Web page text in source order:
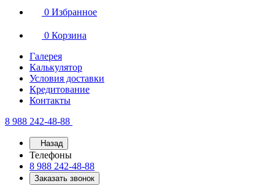
0 Избранное
0 Корзина
Галерея
Калькулятор
Условия доставки
Кредитование
Контакты
8 988 242-48-88
Назад
Телефоны
8 988 242-48-88
Заказать звонок